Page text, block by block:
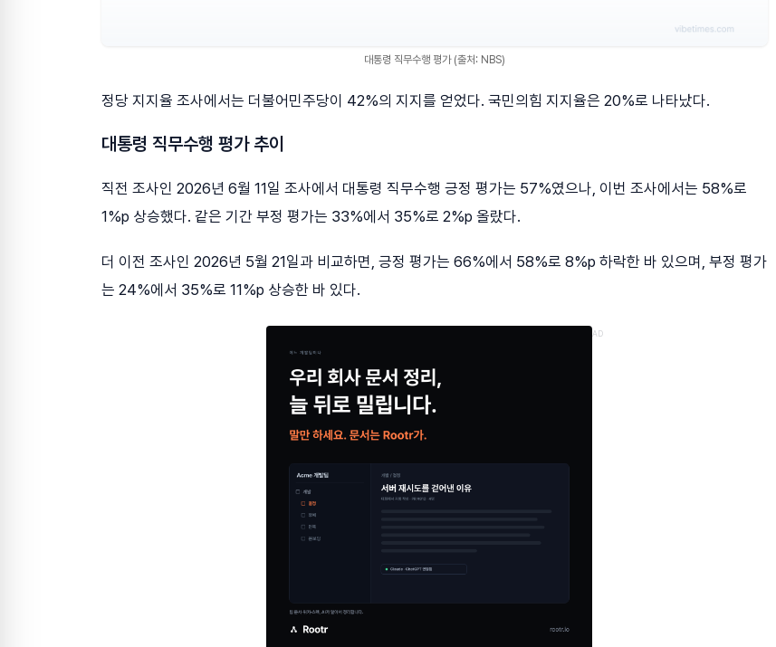
대통령 직무수행 평가 (출처: NBS)
정당 지지율 조사에서는 더불어민주당이 42%의 지지를 얻었다. 국민의힘 지지율은 20%로 나타났다.
대통령 직무수행 평가 추이
직전 조사인 2026년 6월 11일 조사에서 대통령 직무수행 긍정 평가는 57%였으나, 이번 조사에서는 58%로
1%p 상승했다. 같은 기간 부정 평가는 33%에서 35%로 2%p 올랐다.
더 이전 조사인 2026년 5월 21일과 비교하면, 긍정 평가는 66%에서 58%로 8%p 하락한 바 있으며, 부정 평가
는 24%에서 35%로 11%p 상승한 바 있다.
AD